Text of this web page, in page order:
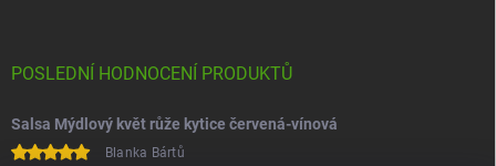
POSLEDNÍ HODNOCENÍ PRODUKTŮ
Salsa Mýdlový květ růže kytice červená-vínová
Blanka Bártů